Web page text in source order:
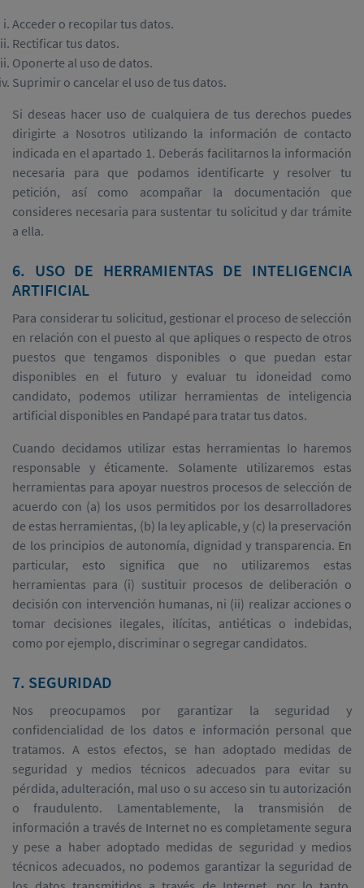
Acceder o recopilar tus datos.
Rectificar tus datos.
Oponerte al uso de datos.
Suprimir o cancelar el uso de tus datos.
Si deseas hacer uso de cualquiera de tus derechos puedes
dirigirte a Nosotros utilizando la información de contacto
indicada en el apartado 1. Deberás facilitarnos la información
necesaria para que podamos identificarte y resolver tu
petición, así como acompañar la documentación que
consideres necesaria para sustentar tu solicitud y dar trámite
a ella.
6. USO DE HERRAMIENTAS DE INTELIGENCIA
ARTIFICIAL
Para considerar tu solicitud, gestionar el proceso de selección
en relación con el puesto al que apliques o respecto de otros
puestos que tengamos disponibles o que puedan estar
disponibles en el futuro y evaluar tu idoneidad como
candidato, podemos utilizar herramientas de inteligencia
artificial disponibles en Pandapé para tratar tus datos.
Cuando decidamos utilizar estas herramientas lo haremos
responsable y éticamente. Solamente utilizaremos estas
herramientas para apoyar nuestros procesos de selección de
acuerdo con (a) los usos permitidos por los desarrolladores
de estas herramientas, (b) la ley aplicable, y (c) la preservación
de los principios de autonomía, dignidad y transparencia. En
particular, esto significa que no utilizaremos estas
herramientas para (i) sustituir procesos de deliberación o
decisión con intervención humanas, ni (ii) realizar acciones o
tomar decisiones ilegales, ilícitas, antiéticas o indebidas,
como por ejemplo, discriminar o segregar candidatos.
7. SEGURIDAD
Nos preocupamos por garantizar la seguridad y
confidencialidad de los datos e información personal que
tratamos. A estos efectos, se han adoptado medidas de
seguridad y medios técnicos adecuados para evitar su
pérdida, adulteración, mal uso o su acceso sin tu autorización
o fraudulento. Lamentablemente, la transmisión de
información a través de Internet no es completamente segura
y pese a haber adoptado medidas de seguridad y medios
técnicos adecuados, no podemos garantizar la seguridad de